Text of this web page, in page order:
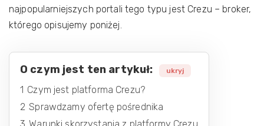
najpopularniejszych portali tego typu jest Crezu – broker,
którego opisujemy poniżej.
O czym jest ten artykuł: ukryj
1 Czym jest platforma Crezu?
2 Sprawdzamy ofertę pośrednika